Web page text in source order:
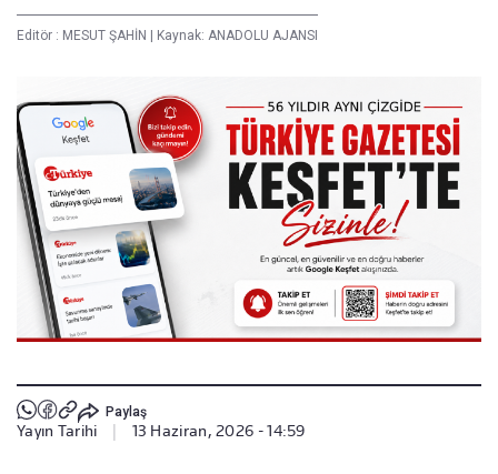
Editör : MESUT ŞAHİN | Kaynak: ANADOLU AJANSI
Paylaş
Yayın Tarihi 13 Haziran, 2026 - 14:59